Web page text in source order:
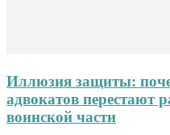
Иллюзия защиты:
адвокатов перестают
воинской части